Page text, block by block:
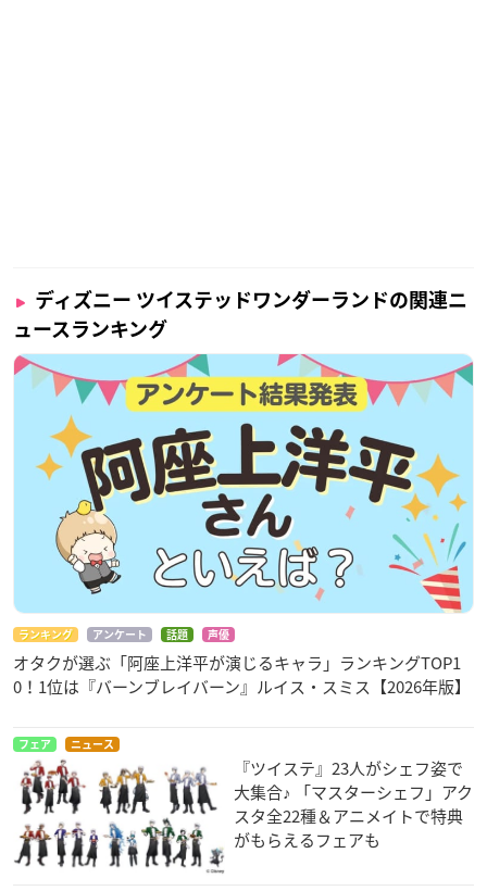
ディズニー ツイステッドワンダーランドの関連ニ
ュースランキング
ランキング アンケート 話題 声優
オタクが選ぶ「阿座上洋平が演じるキャラ」ランキングTOP1
0！1位は『バーンブレイバーン』ルイス・スミス【2026年版】
フェア ニュース
『ツイステ』23人がシェフ姿で
大集合♪ 「マスターシェフ」アク
スタ全22種＆アニメイトで特典
がもらえるフェアも